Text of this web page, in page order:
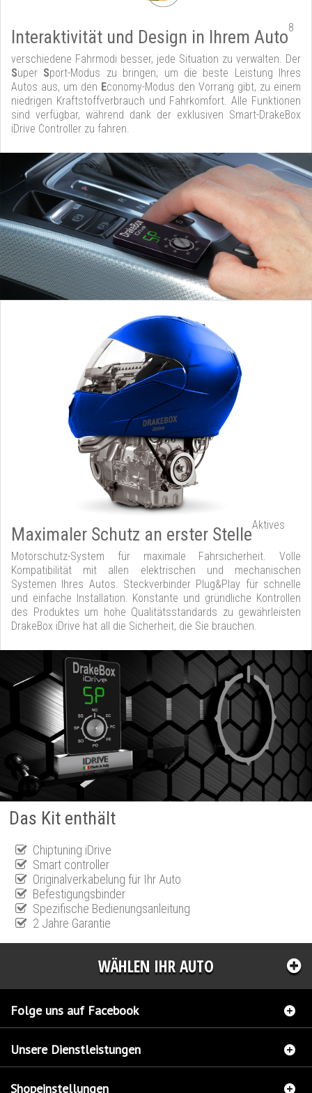
Interaktivität und Design in Ihrem Auto8
verschiedene Fahrmodi besser, jede Situation zu verwalten. Der
Super Sport-Modus zu bringen, um die beste Leistung Ihres
Autos aus, um den Economy-Modus den Vorrang gibt, zu einem
niedrigen Kraftstoffverbrauch und Fahrkomfort. Alle Funktionen
sind verfügbar, während dank der exklusiven Smart-DrakeBox
iDrive Controller zu fahren.
Maximaler Schutz an erster StelleAktives
Motorschutz-System für maximale Fahrsicherheit. Volle
Kompatibilität mit allen elektrischen und mechanischen
Systemen Ihres Autos. Steckverbinder Plug&Play für schnelle
und einfache Installation. Konstante und gründliche Kontrollen
des Produktes um hohe Qualitätsstandards zu gewährleisten
DrakeBox iDrive hat all die Sicherheit, die Sie brauchen.
Das Kit enthält
Chiptuning iDrive
Smart controller
Originalverkabelung für Ihr Auto
Befestigungsbinder
Spezifische Bedienungsanleitung
2 Jahre Garantie
WÄHLEN IHR AUTO
Folge uns auf Facebook
Unsere Dienstleistungen
Shopeinstellungen